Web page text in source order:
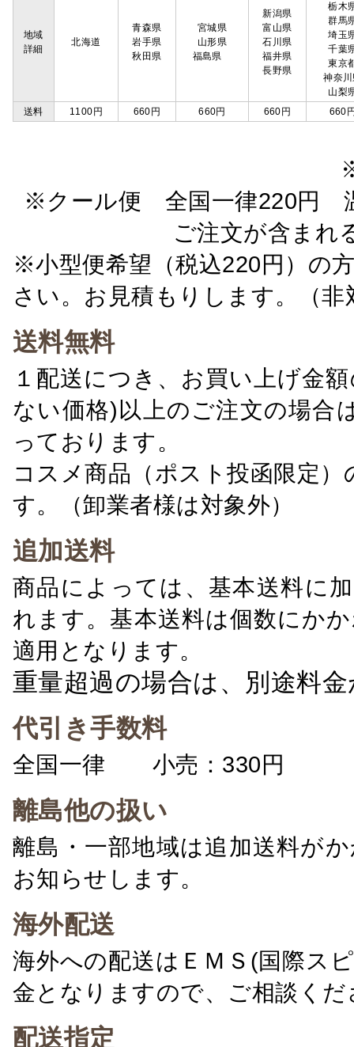
地域
詳細
北海道
青森県
岩手県
秋田県
宮城県
山形県
福島県
新潟県
富山県
石川県
福井県
長野県
栃木
群馬
埼玉
千葉
東京
神奈
山梨
送料
1100円 660円 660円 660円 660
※クール便 全国一律220円
ご注文が含ま
※小型便希望（税込220円）の
さい。お見積もりします。（非
送料無料
１配送につき、お買い上げ金
ない価格)以上のご注文の場合
っております。
コスメ商品（ポスト投函限定
す。（卸業者様は対象外）
追加送料
商品によっては、基本送料に
れます。基本送料は個数にか
適用となります。
重量超過の場合は、別途料
代引き手数料
全国一律 小売：330円 卸
離島他の扱い
離島・一部地域は追加送料が
お知らせします。
海外配送
海外への配送はＥＭＳ(国際ス
金となりますので、ご相談くだ
配送指定